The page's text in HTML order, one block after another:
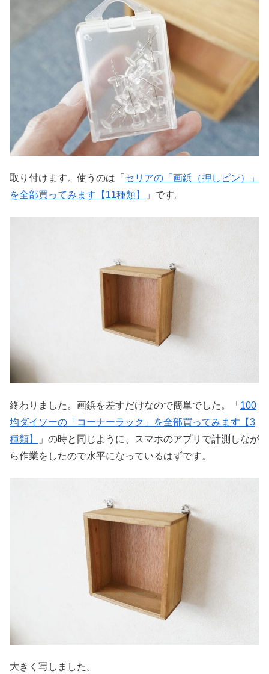
取り付けます。使うのは「 セリアの「画鋲（押しピン）」
を全部買ってみます【11種類】
」です。
終わりました。画鋲を差すだけなので簡単でした。「 100
均ダイソーの「コーナーラック」を全部買ってみます【3
種類】
」の時と同じように、スマホのアプリで計測しなが
ら作業をしたので水平になっているはずです。
大きく写しました。